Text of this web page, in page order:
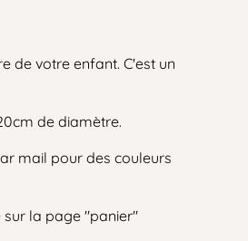
de votre enfant. C'est un
de diamètre.
mail pour des couleurs
sur la page "panier"